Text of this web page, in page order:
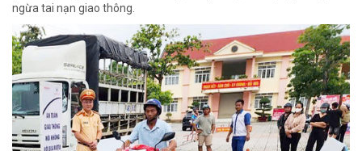
ngừa tai nạn giao thông.